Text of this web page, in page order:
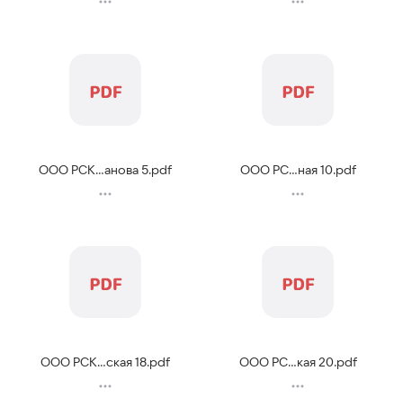
ООО РСК...анова 5.pdf ООО РС...ная 10.pdf
ООО РСК...ская 18.pdf ООО РС...кая 20.pdf